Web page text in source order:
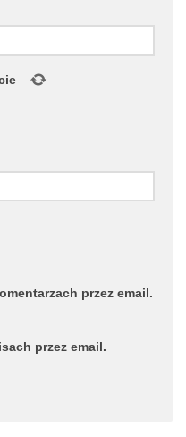
przez email.
przez email.